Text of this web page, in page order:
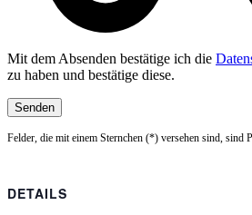
Mit dem Absenden bestätige ich die
zu haben und bestätige diese.
Felder, die mit einem Sternchen (*) versehen sind, sind
DETAILS